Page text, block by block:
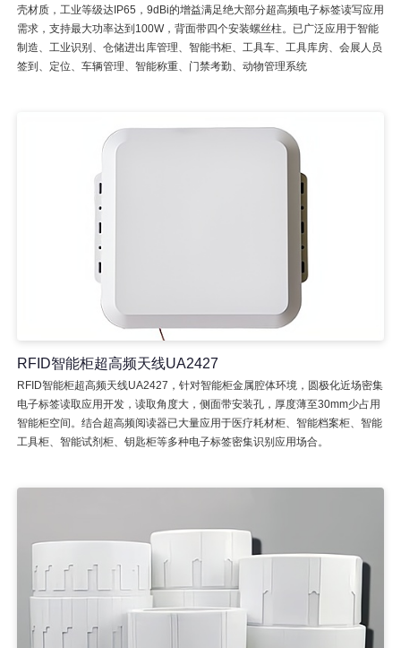
壳材质，工业等级达IP65，9dBi的增益满足绝大部分超高频电子标签读写应用
需求，支持最大功率达到100W，背面带四个安装螺丝柱。已广泛应用于智能
制造、工业识别、仓储进出库管理、智能书柜、工具车、工具库房、会展人员
签到、定位、车辆管理、智能称重、门禁考勤、动物管理系统
RFID智能柜超高频天线UA2427
RFID智能柜超高频天线UA2427，针对智能柜金属腔体环境，圆极化近场密集
电子标签读取应用开发，读取角度大，侧面带安装孔，厚度薄至30mm少占用
智能柜空间。结合超高频阅读器已大量应用于医疗耗材柜、智能档案柜、智能
工具柜、智能试剂柜、钥匙柜等多种电子标签密集识别应用场合。